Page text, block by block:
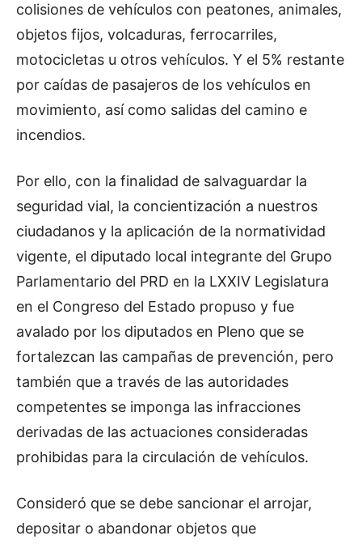
colisiones de vehículos con peatones, animales,
objetos fijos, volcaduras, ferrocarriles,
motocicletas u otros vehículos. Y el 5% restante
por caídas de pasajeros de los vehículos en
movimiento, así como salidas del camino e
incendios.
Por ello, con la finalidad de salvaguardar la
seguridad vial, la concientización a nuestros
ciudadanos y la aplicación de la normatividad
vigente, el diputado local integrante del Grupo
Parlamentario del PRD en la LXXIV Legislatura
en el Congreso del Estado propuso y fue
avalado por los diputados en Pleno que se
fortalezcan las campañas de prevención, pero
también que a través de las autoridades
competentes se imponga las infracciones
derivadas de las actuaciones consideradas
prohibidas para la circulación de vehículos.
Consideró que se debe sancionar el arrojar,
depositar o abandonar objetos que